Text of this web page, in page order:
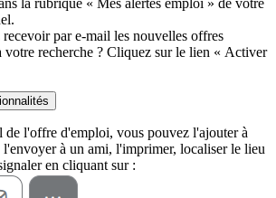
la rubrique « Mes alertes emploi » de votre
recevoir par e-mail les nouvelles offres
votre recherche ? Cliquez sur le lien « Activer
de l'offre d'emploi, vous pouvez l'ajouter à
l'envoyer à un ami, l'imprimer, localiser le lieu
en cliquant sur :